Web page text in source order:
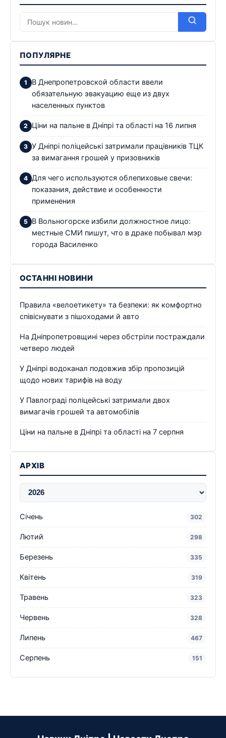
ПОПУЛЯРНЕ
В Днепропетровской области ввели
обязательную эвакуацию еще из двух
населенных пунктов
Ціни на пальне в Дніпрі та області на 16 липня
У Дніпрі поліцейські затримали працівників ТЦК
за вимагання грошей у призовників
Для чего используются облепиховые свечи:
показания, действие и особенности
применения
В Вольногорске избили должностное лицо:
местные СМИ пишут, что в драке побывал мэр
города Василенко
ОСТАННІ НОВИНИ
Правила «велоетикету» та безпеки: як комфортно
співіснувати з пішоходами й авто
На Дніпропетровщині через обстріли постраждали
четверо людей
У Дніпрі водоканал подовжив збір пропозицій
щодо нових тарифів на воду
У Павлограді поліцейські затримали двох
вимагачів грошей та автомобілів
Ціни на пальне в Дніпрі та області на 7 серпня
АРХІВ
Січень 302
Лютий 298
Березень 335
Квітень 319
Травень 323
Червень 328
Липень 467
Серпень 151